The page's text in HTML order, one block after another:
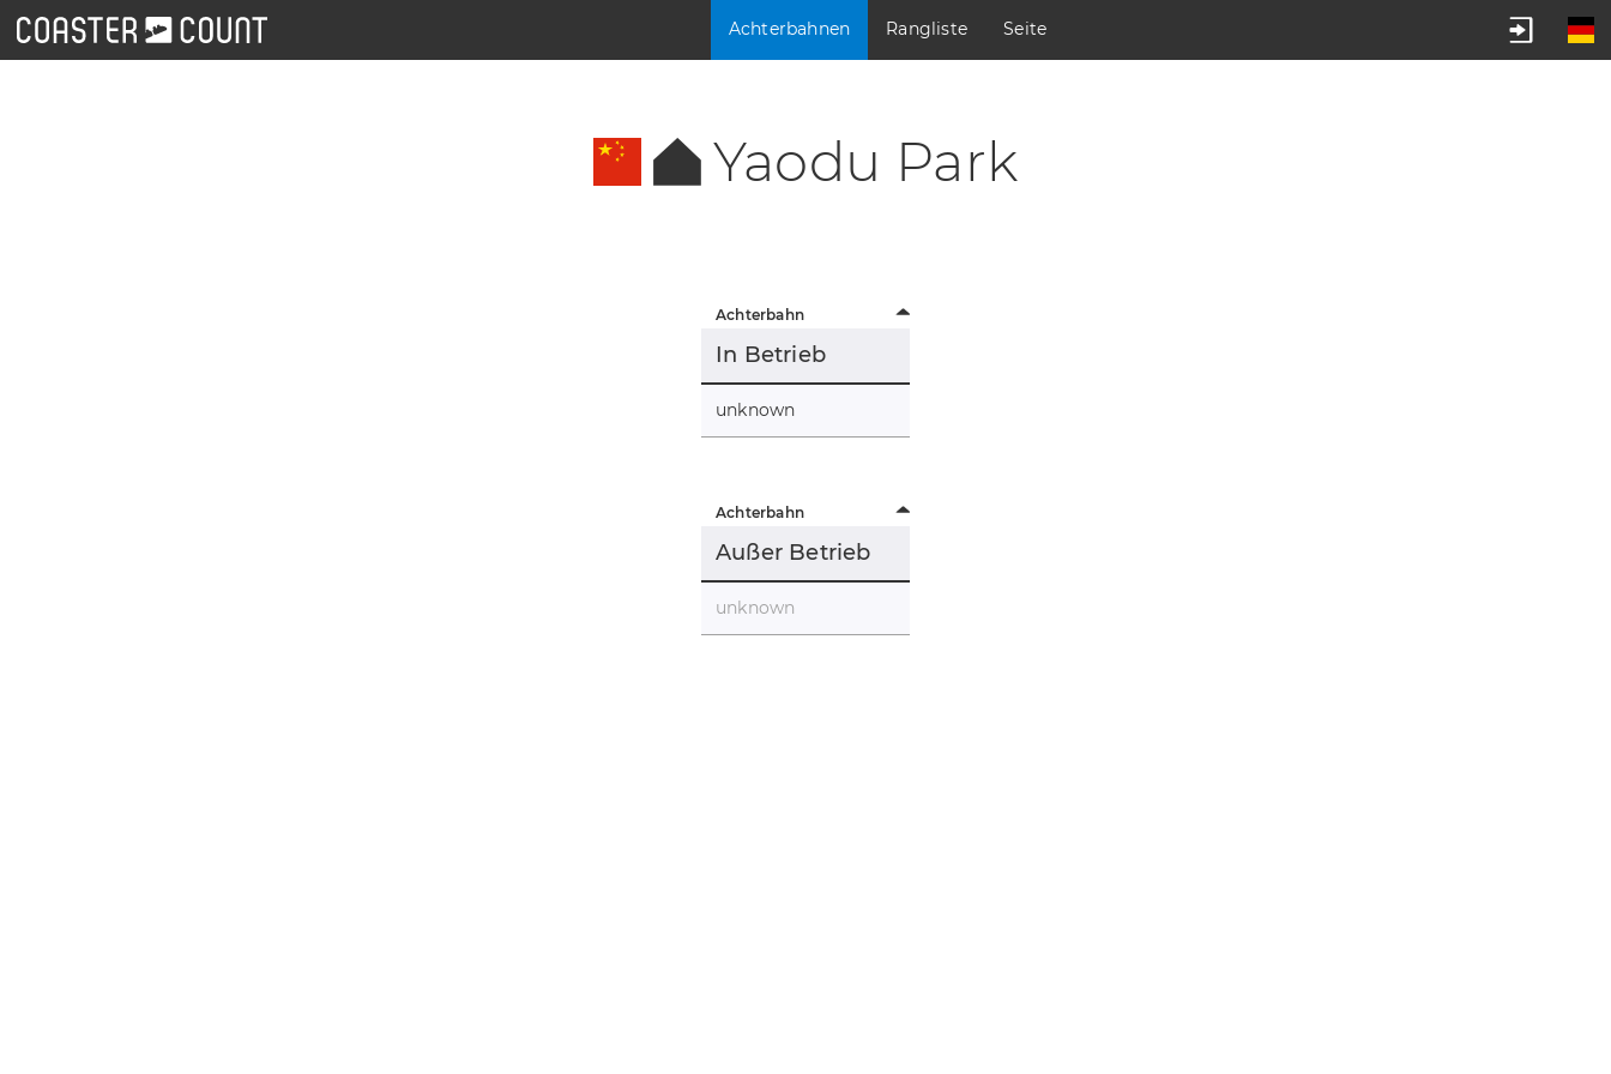
Achterbahnen Rangliste Seite
Yaodu Park
Achterbahn
In Betrieb
unknown
Achterbahn
Außer Betrieb
unknown